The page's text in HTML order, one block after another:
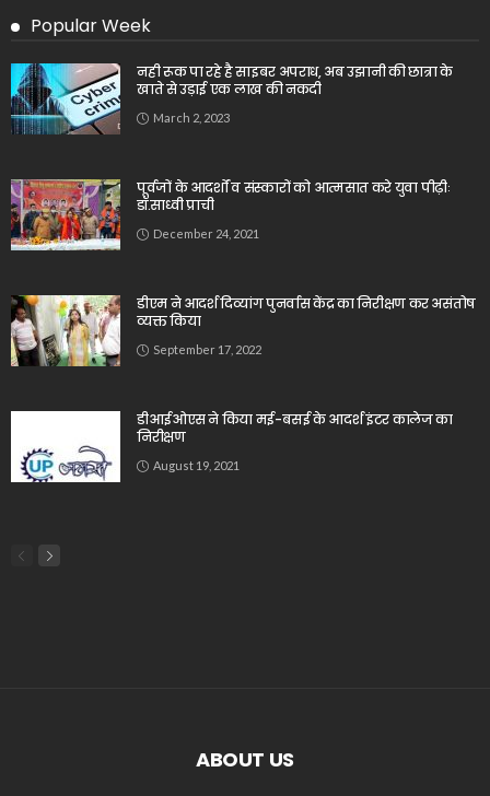
Popular Week
नही रूक पा रहे है साइबर अपराध, अब उझानी की छात्रा के
खाते से उड़ाई एक लाख की नकदी
March 2, 2023
पूर्वजों के आदर्शों व संस्कारों को आत्मसात करे युवा पीढ़ीः
डॉ.साध्वी प्राची
December 24, 2021
डीएम ने आदर्श दिव्यांग पुनर्वास केंद्र का निरीक्षण कर असंतोष
व्यक्त किया
September 17, 2022
डीआईओएस ने किया मई-बसई के आदर्श इंटर कालेज का
निरीक्षण
August 19, 2021
ABOUT US